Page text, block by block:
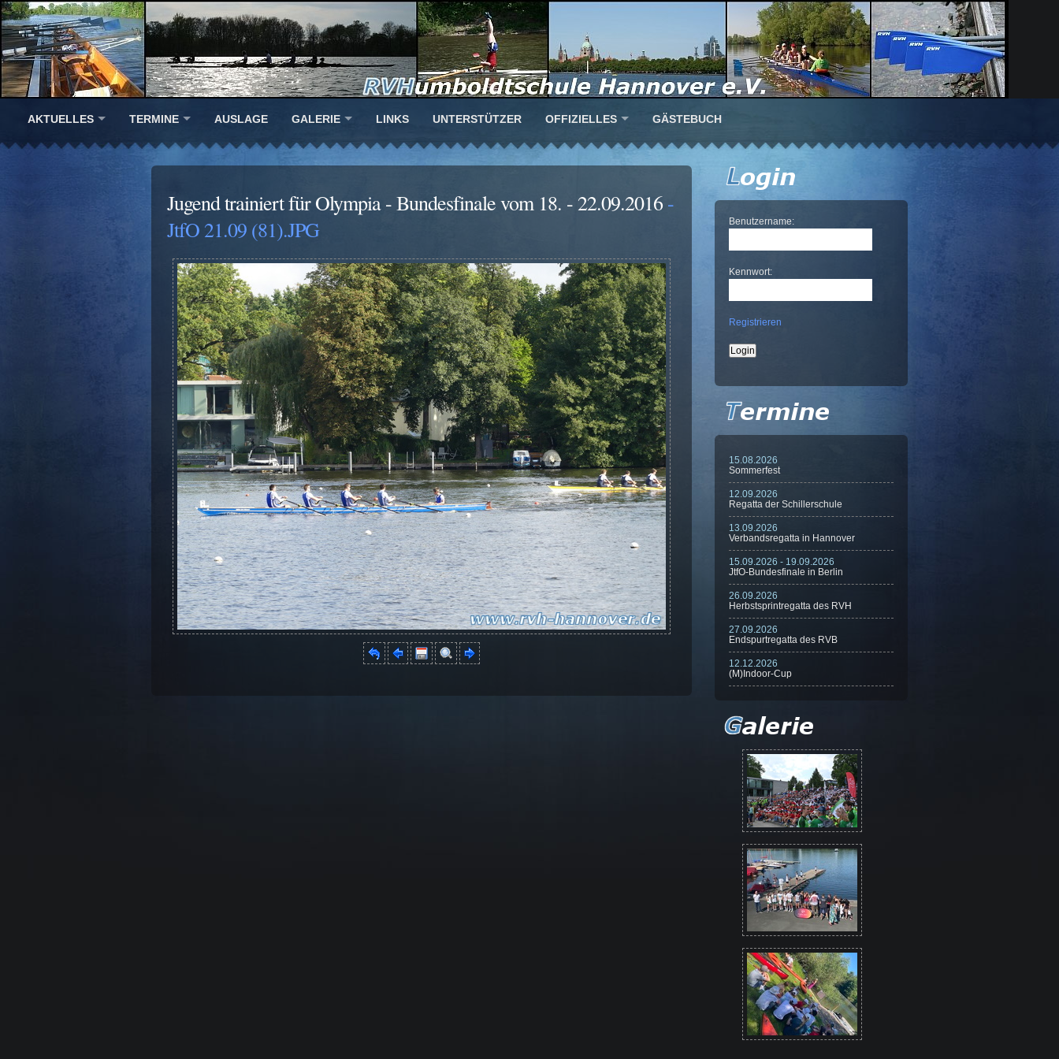
AKTUELLES TERMINE AUSLAGE GALERIE LINKS UNTERSTÜTZER OFFIZIELLES GÄSTEBUCH
Jugend trainiert für Olympia - Bundesfinale vom 18. - 22.09.2016 -
JtfO 21.09 (81).JPG
Benutzername:
Kennwort:
Registrieren
15.08.2026
Sommerfest
12.09.2026
Regatta der Schillerschule
13.09.2026
Verbandsregatta in Hannover
15.09.2026 - 19.09.2026
JtfO-Bundesfinale in Berlin
26.09.2026
Herbstsprintregatta des RVH
27.09.2026
Endspurtregatta des RVB
12.12.2026
(M)Indoor-Cup